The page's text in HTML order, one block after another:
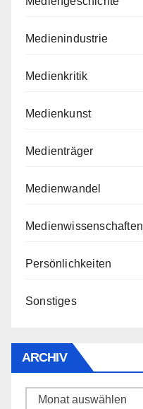
Medienindustrie
Medienkritik
Medienkunst
Medienträger
Medienwandel
Medienwissenschaften
Persönlichkeiten
Sonstiges
ARCHIV
Archiv